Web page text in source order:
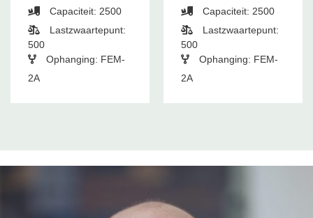
Capaciteit: 2500
Lastzwaartepunt:
500
Ophanging: FEM-
2A
Capaciteit: 2500
Lastzwaartepunt:
500
Ophanging: FEM-
2A